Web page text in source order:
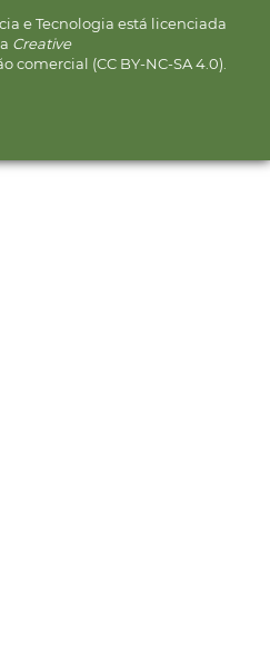
e Tecnologia está licenciada
Creative
comercial (CC BY-NC-SA 4.0).